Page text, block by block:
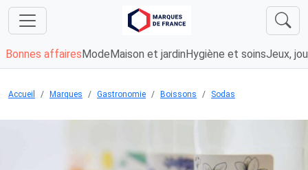
Bonnes affaires Mode Maison et jardin Hygiène et soinsJeux,
Accueil Marques Gastronomie Boissons Sodas